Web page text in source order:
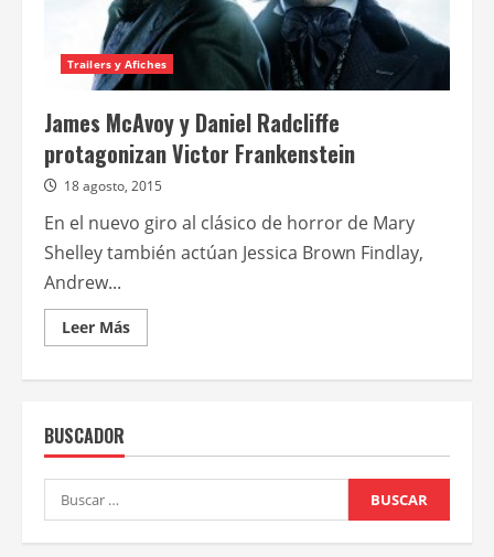
Trailers y Afiches
James McAvoy y Daniel Radcliffe
protagonizan Victor Frankenstein
18 agosto, 2015
En el nuevo giro al clásico de horror de Mary
Shelley también actúan Jessica Brown Findlay,
Andrew...
Leer MásLeer
más
Victor
BUSCADOR
Buscar: